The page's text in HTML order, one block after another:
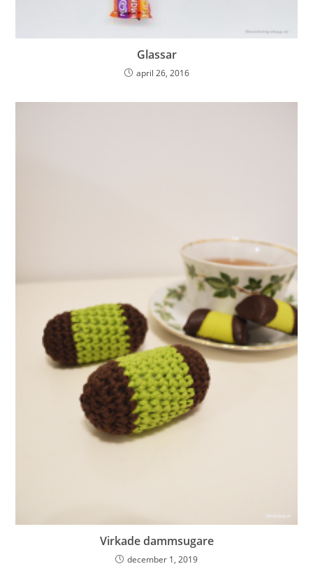
Glassar
april 26, 2016
Virkade dammsugare
december 1, 2019